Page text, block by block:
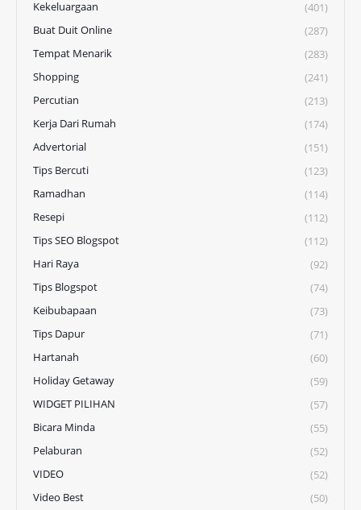
Kekeluargaan
(401)
Buat Duit Online
(287)
Tempat Menarik
(283)
Shopping
(241)
Percutian
(213)
Kerja Dari Rumah
(174)
Advertorial
(151)
Tips Bercuti
(123)
Ramadhan
(114)
Resepi
(112)
Tips SEO Blogspot
(112)
Hari Raya
(92)
Tips Blogspot
(74)
Keibubapaan
(73)
Tips Dapur
(71)
Hartanah
(60)
Holiday Getaway
(59)
WIDGET PILIHAN
(57)
Bicara Minda
(55)
Pelaburan
(52)
VIDEO
(52)
Video Best
(50)